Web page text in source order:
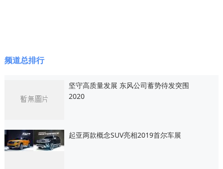
频道总排行
坚守高质量发展 东风公司蓄势待发突围
2020
起亚两款概念SUV亮相2019首尔车展